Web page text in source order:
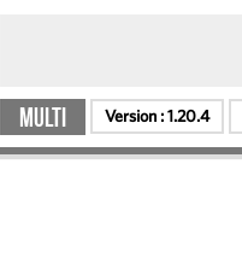
Multi Version :1.20.4